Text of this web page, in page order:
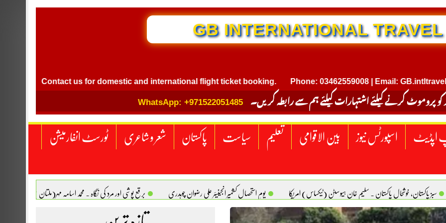
GB INTERNATIONAL TRAVEL
Contact us for domestic and international flight ticket booking. Phone: 03462559008 | Email:
کو پروموٹ کرنے کیلئے اشتہارات کیلئے ہم سے رابطہ کریں۔ WhatsApp: +971522051485
اپڈیٹ اسپورٹس نیوز بین الاقوامی تعلیم سیاست پاکستان شعر و شاعری ٹورسٹ انفارمیشن
سبز پاکستان، خوشحال پاکستان . سلیم خان ہیوسٹن (ٹیکساس) امریکا یومِ استحصالِ کشمیر انجینیئر علی رضوان چوہدری برقع پوشی اور مرد کی نگاہ . محمد اسامہ مہر(ملتان )
کی اصل پہچان. یاسر دانیال صابری